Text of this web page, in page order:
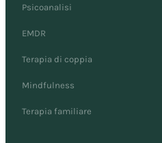
Psicoanalisi
EMDR
Terapia di coppia
Mindfulness
Terapia familiare